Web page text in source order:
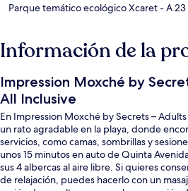
Parque temático ecológico Xcaret- A
Información de la
Impression Moxché by
All Inclusive
En Impression Moxché by Secrets –
un rato agradable en la playa, donde
servicios, como camas, sombrillas y
unos 15 minutos en auto de Quinta
sus 4 albercas al aire libre. Si quieres
de relajación, puedes hacerlo con un